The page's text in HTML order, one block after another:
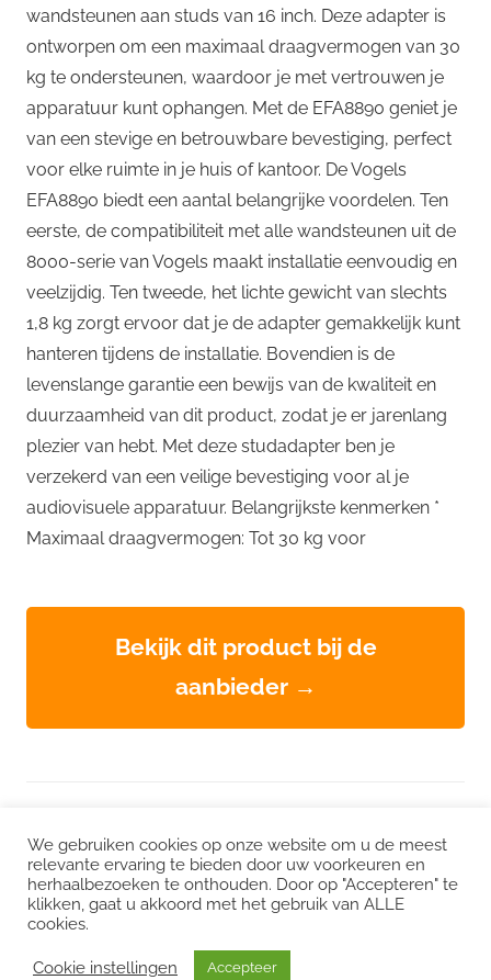
wandsteunen aan studs van 16 inch. Deze adapter is
ontworpen om een maximaal draagvermogen van 30
kg te ondersteunen, waardoor je met vertrouwen je
apparatuur kunt ophangen. Met de EFA8890 geniet je
van een stevige en betrouwbare bevestiging, perfect
voor elke ruimte in je huis of kantoor. De Vogels
EFA8890 biedt een aantal belangrijke voordelen. Ten
eerste, de compatibiliteit met alle wandsteunen uit de
8000-serie van Vogels maakt installatie eenvoudig en
veelzijdig. Ten tweede, het lichte gewicht van slechts
1,8 kg zorgt ervoor dat je de adapter gemakkelijk kunt
hanteren tijdens de installatie. Bovendien is de
levenslange garantie een bewijs van de kwaliteit en
duurzaamheid van dit product, zodat je er jarenlang
plezier van hebt. Met deze studadapter ben je
verzekerd van een veilige bevestiging voor al je
audiovisuele apparatuur. Belangrijkste kenmerken *
Maximaal draagvermogen: Tot 30 kg voor
Bekijk dit product bij de
aanbieder →
Instagram|Facebook| LinkedIn |Twitter
interessant:CO2 uitstoot Duurzame vacatures
We gebruiken cookies op onze website om u de meest
relevante ervaring te bieden door uw voorkeuren en
herhaalbezoeken te onthouden. Door op "Accepteren" te
klikken, gaat u akkoord met het gebruik van ALLE
cookies.
Cookie instellingen Accepteer